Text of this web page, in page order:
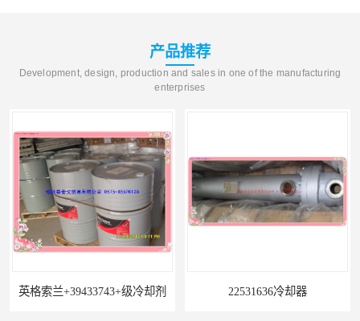
产品推荐
Development, design, production and sales in one of the manufacturing
enterprises
英格索兰+39433743+级冷却剂 22531636冷却器